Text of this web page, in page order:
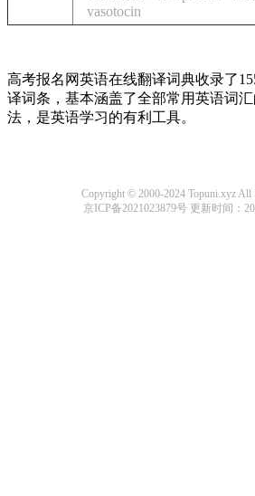
vasotocin
高考报名网英语在线翻译词典收录了
译词条，基本涵盖了全部常用英语词
法，是英语学习的有利工具。
Copyright © 2000-2024 Topuni.xyz All
京ICP备2021023879号更新时间：